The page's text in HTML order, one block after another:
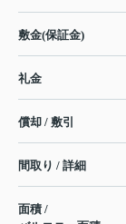
敷金(保証金)
礼金
償却 / 敷引
間取り / 詳細
面積 /